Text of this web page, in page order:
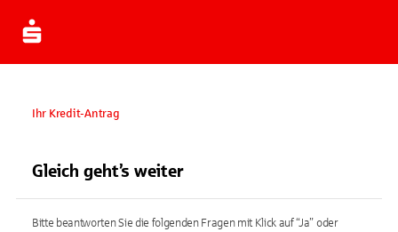
Ihr Kredit-Antrag
Gleich geht’s weiter
Bitte beantworten Sie die folgenden Fragen mit Klick auf “Ja” oder